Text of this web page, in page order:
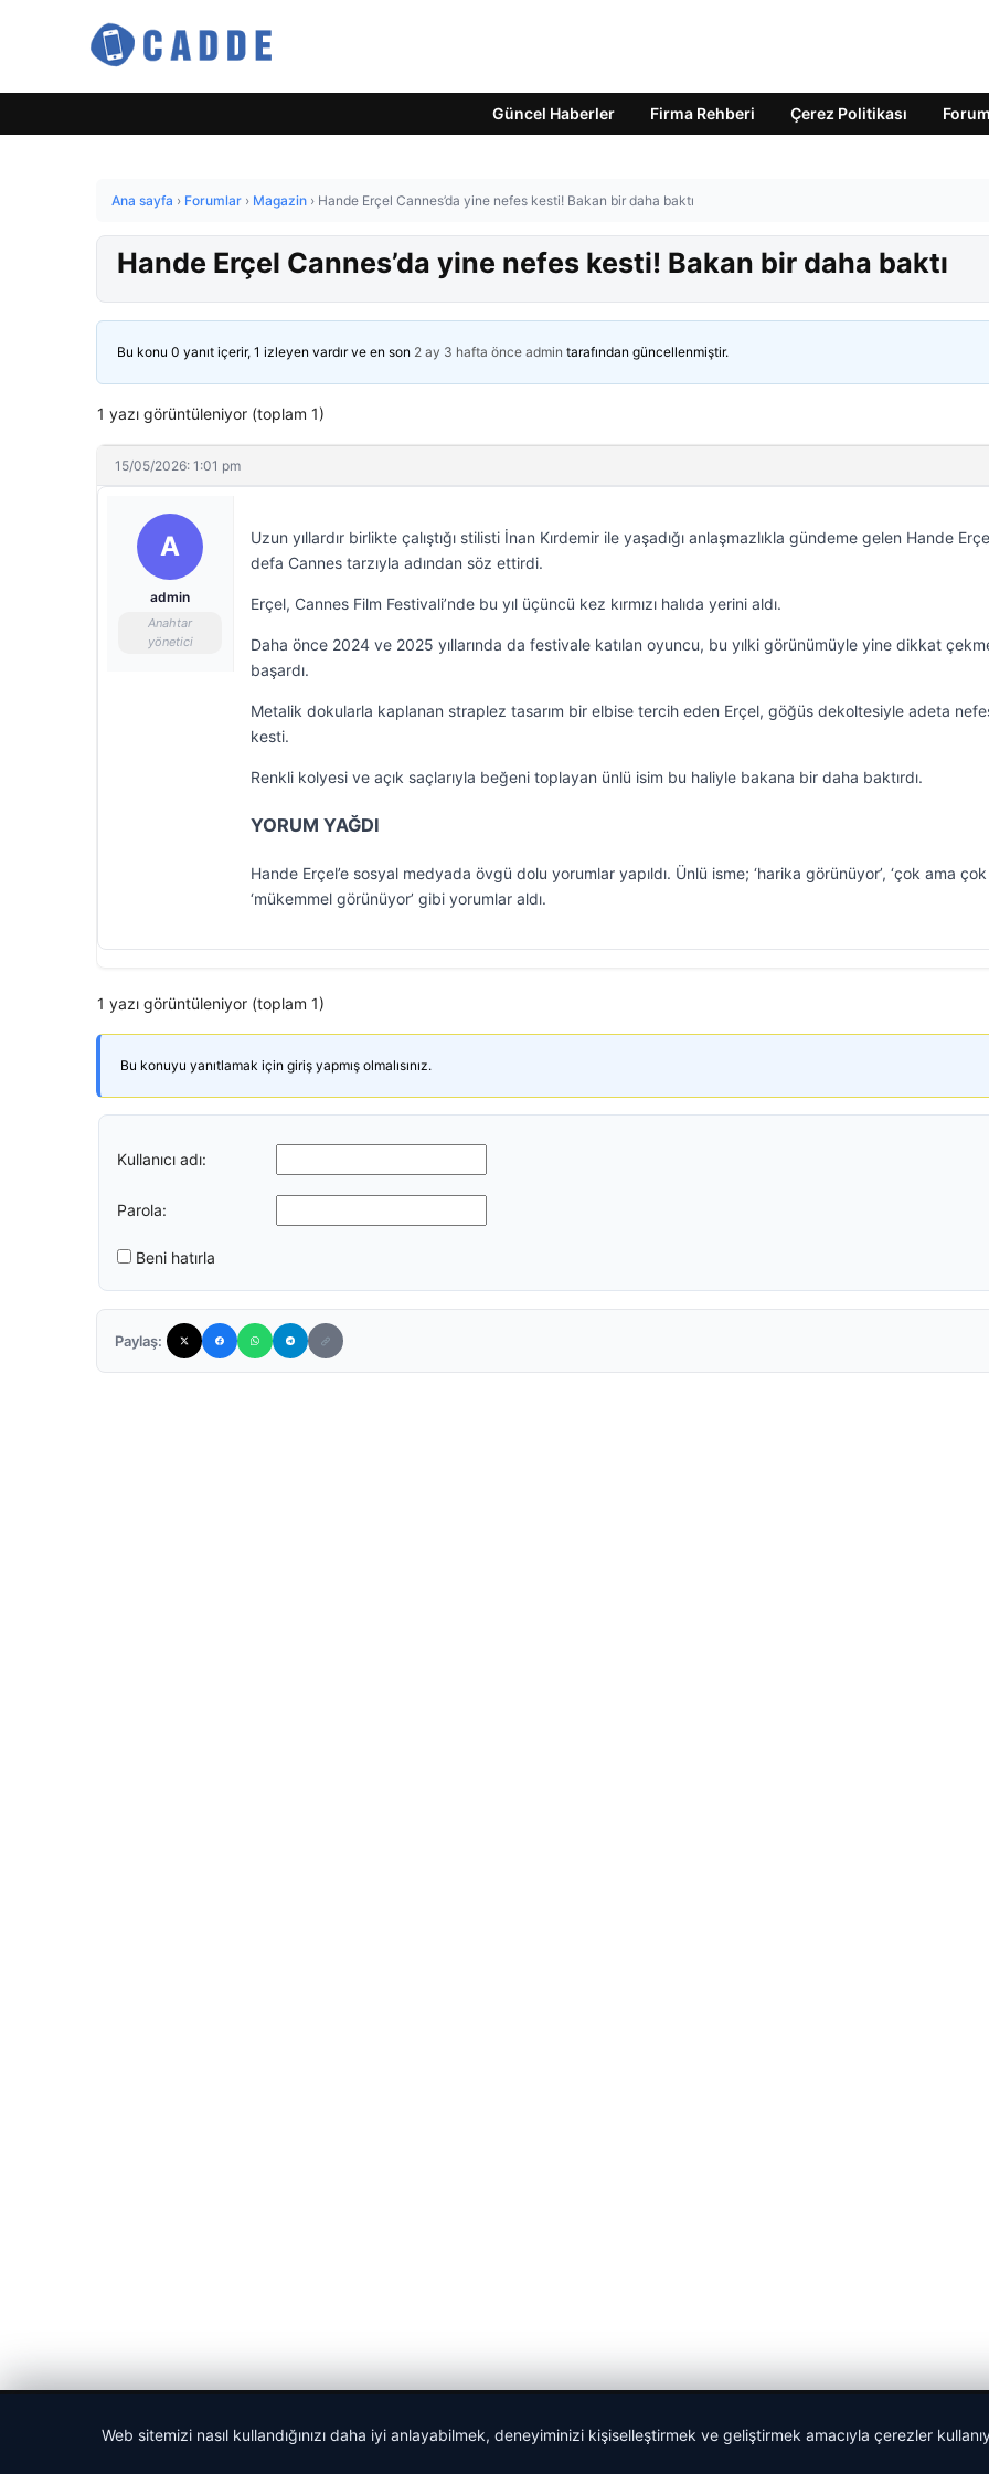
Güncel Haberler Firma Rehberi Çerez Politikası Forum
Ana sayfa › Forumlar › Magazin › Hande Erçel Cannes’da yine nefes kesti! Bakan bir daha baktı
Hande Erçel Cannes’da yine nefes kesti! Bakan bir daha baktı
Bu konu 0 yanıt içerir, 1 izleyen vardır ve en son 2 ay 3 hafta önce admin tarafından güncellenmiştir.
1 yazı görüntüleniyor (toplam 1)
15/05/2026: 1:01 pm
A
admin
Anahtar
yönetici
Uzun yıllardır birlikte çalıştığı stilisti İnan Kırdemir ile yaşadığı anlaşmazlıkla gündeme gelen Hande
defa Cannes tarzıyla adından söz ettirdi.
Erçel, Cannes Film Festivali’nde bu yıl üçüncü kez kırmızı halıda yerini aldı.
Daha önce 2024 ve 2025 yıllarında da festivale katılan oyuncu, bu yılki görünümüyle yine dikkat
başardı.
Metalik dokularla kaplanan straplez tasarım bir elbise tercih eden Erçel, göğüs dekoltesiyle adeta
kesti.
Renkli kolyesi ve açık saçlarıyla beğeni toplayan ünlü isim bu haliyle bakana bir daha baktırdı.
YORUM YAĞDI
Hande Erçel’e sosyal medyada övgü dolu yorumlar yapıldı. Ünlü isme; ‘harika görünüyor’, ‘çok ama çok
‘mükemmel görünüyor’ gibi yorumlar aldı.
1 yazı görüntüleniyor (toplam 1)
Bu konuyu yanıtlamak için giriş yapmış olmalısınız.
Kullanıcı adı:
Parola:
Beni hatırla
Paylaş:
Web sitemizi nasıl kullandığınızı daha iyi anlayabilmek, deneyiminizi kişiselleştirmek ve geliştirmek amacıyla çerezler